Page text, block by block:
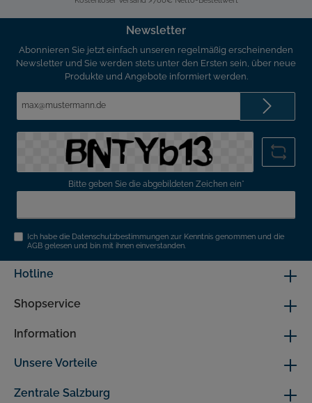
Newsletter
Abonnieren Sie jetzt einfach unseren regelmäßig erscheinenden
Newsletter und Sie werden stets unter den Ersten sein, über neue
Produkte und Angebote informiert werden.
Bitte geben Sie die abgebildeten Zeichen ein*
Ich habe die Datenschutzbestimmungen zur Kenntnis genommen und die
AGB gelesen und bin mit ihnen einverstanden.
Hotline
Shopservice
Information
Unsere Vorteile
Zentrale Salzburg